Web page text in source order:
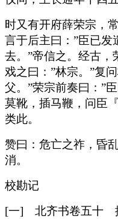
时又有开府薛荣宗，
言于后主曰：”臣已
去。”帝信之。经古，
戏之曰：”林宗。”复
父。”荣宗前奏曰：”
莫靴，插马鞭，问臣
类此。
赞曰：危亡之祚，昏
消。
校勘记
[一] 北齐书卷五十